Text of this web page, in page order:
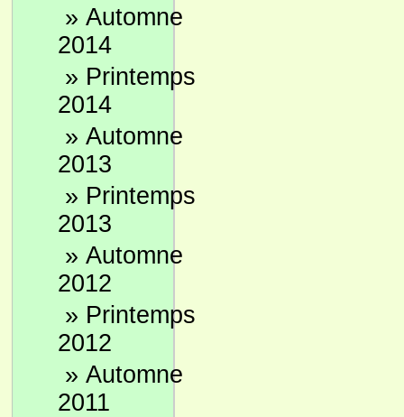
» Automne
2014
» Printemps
2014
» Automne
2013
» Printemps
2013
» Automne
2012
» Printemps
2012
» Automne
2011